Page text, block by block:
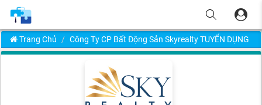
Trang Chủ Công Ty CP Bất Động Sản Skyrealty TUYỂN DỤNG